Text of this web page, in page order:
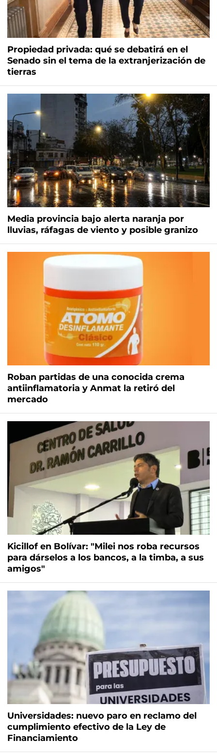
Propiedad privada: qué se debatirá en el
Senado sin el tema de la extranjerización de
tierras
Media provincia bajo alerta naranja por
lluvias, ráfagas de viento y posible granizo
Roban partidas de una conocida crema
antiinflamatoria y Anmat la retiró del
mercado
Kicillof en Bolívar: "Milei nos roba recursos
para dárselos a los bancos, a la timba, a sus
amigos"
Universidades: nuevo paro en reclamo del
cumplimiento efectivo de la Ley de
Financiamiento